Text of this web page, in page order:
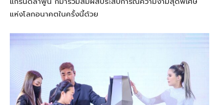
แห่งโลกอนาคตในครั้งนี้ด้วย